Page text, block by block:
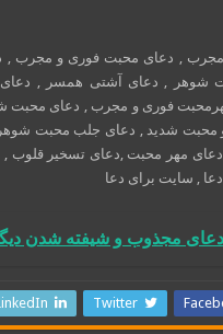
, دعای محبت فوری و مجرب
شوهر , دعای آشتی همسر ,
فوری و مجرب , دعای محبت
و محبت شدید , دعای جلب محبت
مهر محبت ,دعای تسخیر
, سایت برای دعا
دعای مجذوب و شیفته شدن
Twitter